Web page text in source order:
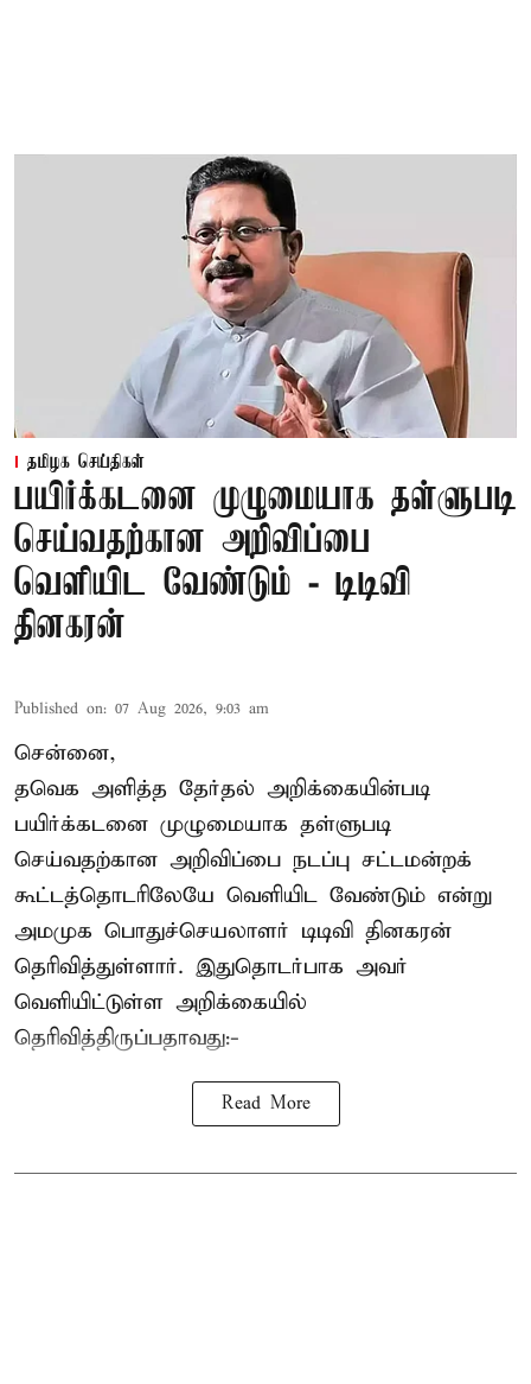
தமிழக செய்திகள்
பயிர்க்கடனை முழுமையாக தள்ளுபடி
செய்வதற்கான அறிவிப்பை
வெளியிட வேண்டும் - டிடிவி
தினகரன்
Published on: 07 Aug 2026, 9:03 am
சென்னை,
தவெக அளித்த தேர்தல் அறிக்கையின்படி
பயிர்க்கடனை முழுமையாக தள்ளுபடி
செய்வதற்கான அறிவிப்பை நடப்பு சட்டமன்றக்
கூட்டத்தொடரிலேயே வெளியிட வேண்டும் என்று
அமமுக பொதுச்செயலாளர் டிடிவி தினகரன்
தெரிவித்துள்ளார். இதுதொடர்பாக அவர்
வெளியிட்டுள்ள அறிக்கையில்
தெரிவித்திருப்பதாவது:-
Read More